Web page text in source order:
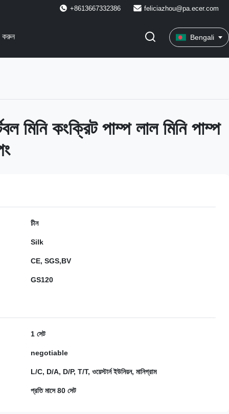
+8613667332386 feliciazhou@pa.ecer.com
করুন Bengali
মিনি কংক্রিট পাম্প লাল মিনি পাম্প
চীন
Silk
CE, SGS,BV
GS120
1 সেট
negotiable
L/C, D/A, D/P, T/T, ওয়েস্টার্ন ইউনিয়ন, মানিগ্রাম
প্রতি মাসে 80 সেট